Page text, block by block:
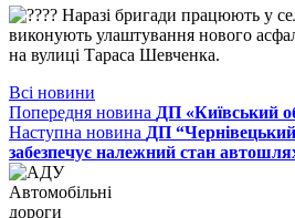
Наразі бригади працюють у
виконують улаштування нового
на вулиці Тараса Шевченка.
Всі новини
Попередня новина ДП «Київський
Наступна новина ДП
забезпечує належний стан
Автомобільні
дороги